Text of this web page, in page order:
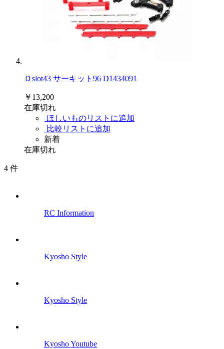
Ｄslot43 サーキット96 D1434091
￥13,200
在庫切れ
ほしいものリストに追加
比較リストに追加
新着
在庫切れ
4 件
RC Information
Kyosho Style
Kyosho Style
Kyosho Youtube